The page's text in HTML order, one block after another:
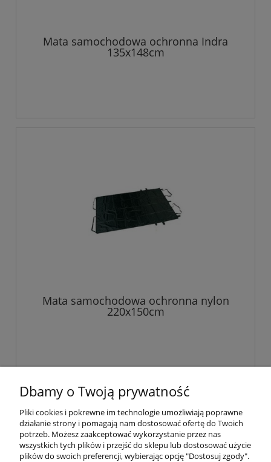
Mata samochodowa ochronna Indra
135x148cm
Mata samochodowa ochronna nylon
220x150cm
« 1 2 3 4 »
Pomoc
Moje konto
Dbamy o Twoją prywatność
Pliki cookies i pokrewne im technologie umożliwiają poprawne
działanie strony i pomagają nam dostosować ofertę do Twoich
potrzeb. Możesz zaakceptować wykorzystanie przez nas
wszystkich tych plików i przejść do sklepu lub dostosować użycie
plików do swoich preferencji, wybierając opcję "Dostosuj zgody".